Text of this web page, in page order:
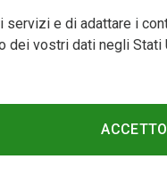
e di adattare i
dei vostri dati negli Stati
ACCETTO